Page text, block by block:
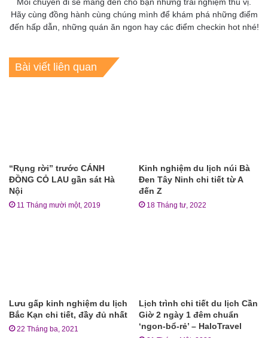
Hãy cùng đồng hành cùng chúng mình để khám phá những điểm
đến hấp dẫn, những quán ăn ngon hay các điểm checkin hot nhé!
Bài viết liên quan
“Rụng rời” trước CÁNH
ĐỒNG CỎ LAU gần sát Hà
Nội
11 Tháng mười một, 2019
Kinh nghiệm du lịch núi Bà
Đen Tây Ninh chi tiết từ A
đến Z
18 Tháng tư, 2022
Lưu gấp kinh nghiệm du lịch
Bắc Kạn chi tiết, đầy đủ nhất
22 Tháng ba, 2021
Lịch trình chi tiết du lịch Cần
Giờ 2 ngày 1 đêm chuẩn
‘ngon-bổ-rẻ’ – HaloTravel